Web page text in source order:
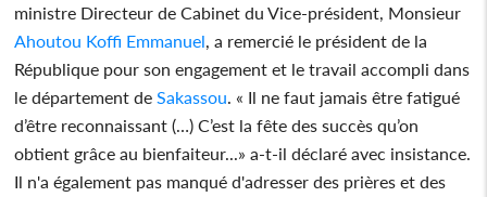
ministre Directeur de Cabinet du Vice‑président, Monsieur
Ahoutou Koffi Emmanuel, a remercié le président de la
République pour son engagement et le travail accompli dans
le département deSakassou. « Il ne faut jamais être fatigué
d’être reconnaissant (…) C’est la fête des succès qu’on
obtient grâce au bienfaiteur...» a‑t‑il déclaré avec insistance.
Il n'a également pas manqué d'adresser des prières et des